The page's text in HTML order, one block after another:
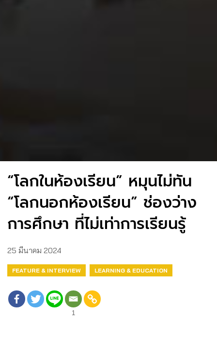
“โลกในห้องเรียน” หมุนไม่ทัน
“โลกนอกห้องเรียน” ช่องว่าง
การศึกษา ที่ไม่เท่าการเรียนรู้
25 มีนาคม 2024
FEATURE & INTERVIEW LEARNING & EDUCATION
1